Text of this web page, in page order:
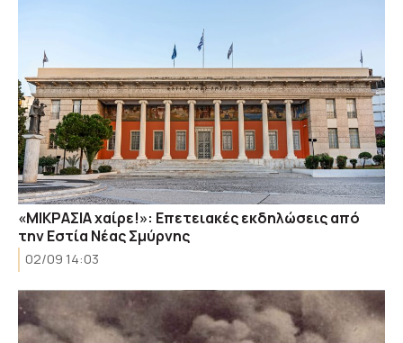
«ΜΙΚΡΑΣΙΑ χαίρε!»: Επετειακές εκδηλώσεις από
την Eστία Νέας Σμύρνης
02/09 14:03